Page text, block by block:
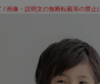
/ 画像・説明文の無断転載等の禁止